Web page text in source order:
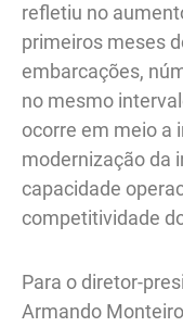
refletiu no
primeiros meses
embarcações,
no mesmo
ocorre em meio a
modernização da
capacidade
competitividade
Para o diretor-
Armando